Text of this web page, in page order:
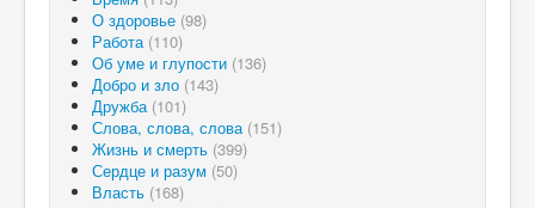
О здоровье (98)
Работа (110)
Об уме и глупости (136)
Добро и зло (143)
Дружба (101)
Слова, слова, слова (151)
Жизнь и смерть (399)
Сердце и разум (50)
Власть (168)